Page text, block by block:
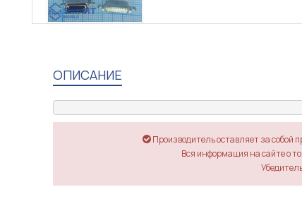
ОПИСАНИЕ
Производитель оставляет за собой
Вся информация на сайте о